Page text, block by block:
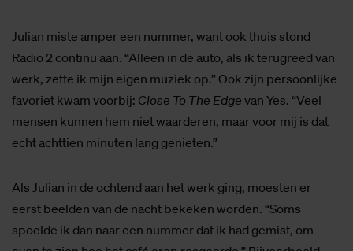
Julian miste amper een nummer, want ook thuis stond
Radio 2 continu aan. “Alleen in de auto, als ik terugreed van
werk, zette ik mijn eigen muziek op.” Ook zijn persoonlijke
favoriet kwam voorbij: Close To The Edge van Yes. “Veel
mensen kunnen hem niet waarderen, maar voor mij is dat
echt achttien minuten lang genieten.”
Als Julian in de ochtend aan het werk ging, moesten er
eerst beelden van de nacht bekeken worden. “Soms
spoelde ik dan naar een nummer dat ik had gemist, om